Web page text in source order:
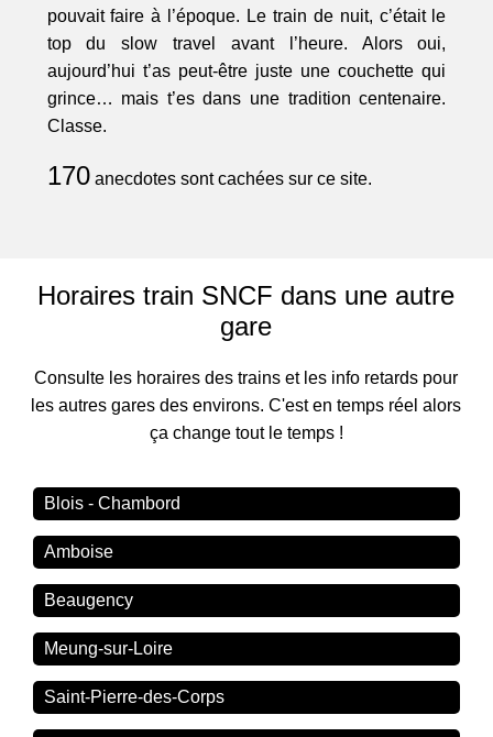
pouvait faire à l’époque. Le train de nuit, c’était le
top du slow travel avant l’heure. Alors oui,
aujourd’hui t’as peut-être juste une couchette qui
grince… mais t’es dans une tradition centenaire.
Classe.
170anecdotes sont cachées sur ce site.
Horaires train SNCF dans une autre
gare
Consulte les horaires des trains et les info retards pour
les autres gares des environs. C'est en temps réel alors
ça change tout le temps !
Blois - Chambord
Amboise
Beaugency
Meung-sur-Loire
Saint-Pierre-des-Corps